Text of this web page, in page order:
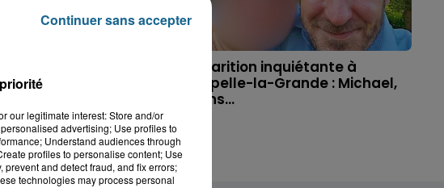
portée disparue
à Dunkerque, sa...
Disparition inquiétante à
Cappelle-la-Grande : Michael,
41 ans...
our legitimate interest: Store and/or
advertising; Use profiles to
Understand audiences through
profiles to personalise content; Use
and detect fraud, and fix errors;
technologies may process personal
Continuer sans accepter